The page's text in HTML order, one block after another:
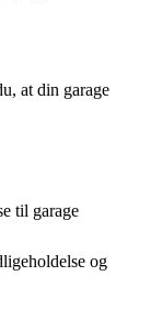
at din garage
til garage
og